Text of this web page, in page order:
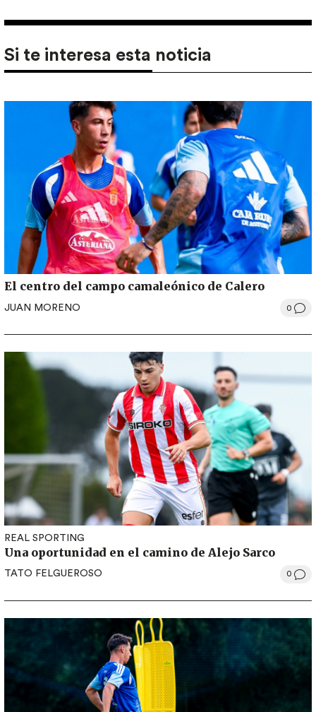
Si te interesa esta noticia
El centro del campo camaleónico de Calero
JUAN MORENO 0
REAL SPORTING
Una oportunidad en el camino de Alejo Sarco
TATO FELGUEROSO 0